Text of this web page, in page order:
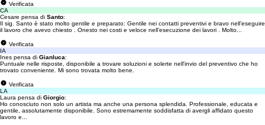
Verificata
CA
Cesare pensa di Santo:
Il sig. Santo è stato molto gentile e preparato: Gentile nei contatti preventivi e bravo nell’eseguire
il lavoro che avevo chiesto . Onesto nei costi e veloce nell’esecuzione dei lavori . Molto...
Verificata
IA
Ines pensa di Gianluca:
Puntuale nelle risposte, disponibile a trovare soluzioni e solerte nell'invio del preventivo che ho
trovato conveniente. Mi sono trovata molto bene.
Verificata
LA
Laura pensa di Giorgio:
Ho conosciuto non solo un artista ma anche una persona splendida. Professionale, educata e
gentile, assolutamente disponibile. Sono estremamente soddisfatta di avergli affidato questo
lavoro e...